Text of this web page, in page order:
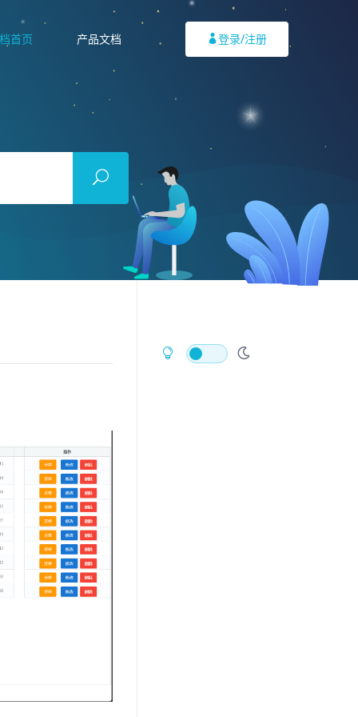
首页 产品文档 登录/注册